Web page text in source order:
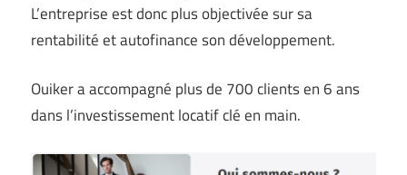
L’entreprise est donc plus objectivée sur sa
rentabilité et autofinance son développement.
Ouiker a accompagné plus de 700 clients en 6 ans
dans l’investissement locatif clé en main.